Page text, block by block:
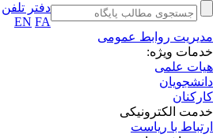
دفتر تلفن
EN FA
روابط عمومی
ویژه:
علمی
الکترونیکی
با ریاست